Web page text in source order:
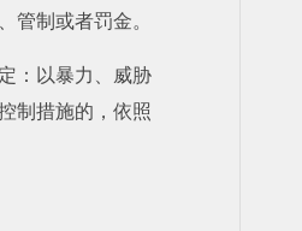
管制或者罚金。
：以暴力、威胁
制措施的，依照